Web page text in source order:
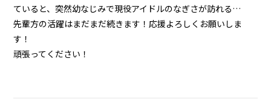
ていると、突然幼なじみで現役アイドルのなぎさが訪れる…
先輩方の活躍はまだまだ続きます！応援よろしくお願いしま
す！
頑張ってください！